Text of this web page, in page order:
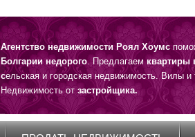
Агентство недвижимости Роял Хоумс
Болгарии недорого. Предлагаемквартиры
сельская и городская недвижимость. Вилы и
Недвижимость отзастройщика.